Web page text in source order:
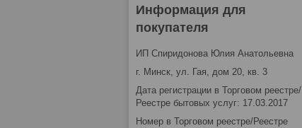
Информация для
покупателя
ИП Спиридонова Юлия Анатольевна
г. Минск, ул. Гая, дом 20, кв. 3
Дата регистрации в Торговом реестре/
Реестре бытовых услуг: 17.03.2017
Номер в Торговом реестре/Реестре